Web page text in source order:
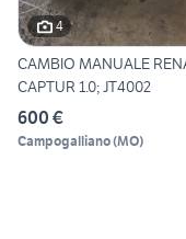
4
CAMBIO MANUALE
CAPTUR 1.0; JT4002
600 €
Campogalliano(MO)